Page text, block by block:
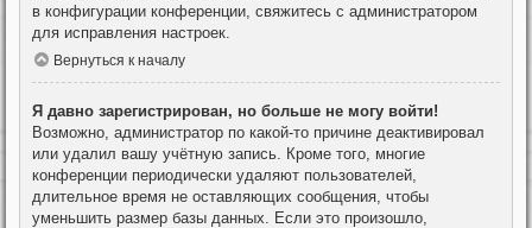
в конфигурации конференции, свяжитесь с администратором
для исправления настроек.
Вернуться к началу
Я давно зарегистрирован, но больше не могу войти!
Возможно, администратор по какой-то причине деактивировал
или удалил вашу учётную запись. Кроме того, многие
конференции периодически удаляют пользователей,
длительное время не оставляющих сообщения, чтобы
уменьшить размер базы данных. Если это произошло,